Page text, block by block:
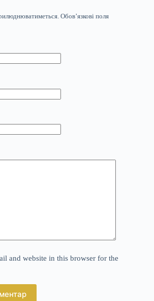
Обов’язкові поля
and website in this browser for the